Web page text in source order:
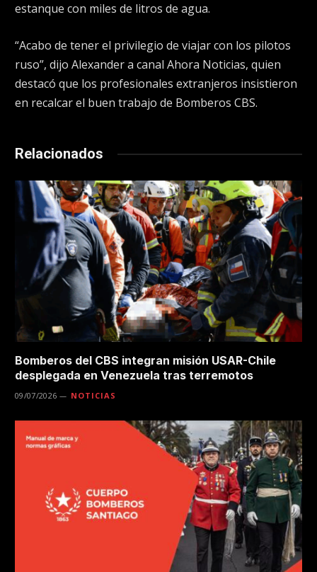
estanque con miles de litros de agua.
“Acabo de tener el privilegio de viajar con los pilotos
ruso”, dijo Alexander a canal Ahora Noticias, quien
destacó que los profesionales extranjeros insistieron
en recalcar el buen trabajo de Bomberos CBS.
Relacionados
Bomberos del CBS integran misión USAR-Chile
desplegada en Venezuela tras terremotos
09/07/2026 NOTICIAS